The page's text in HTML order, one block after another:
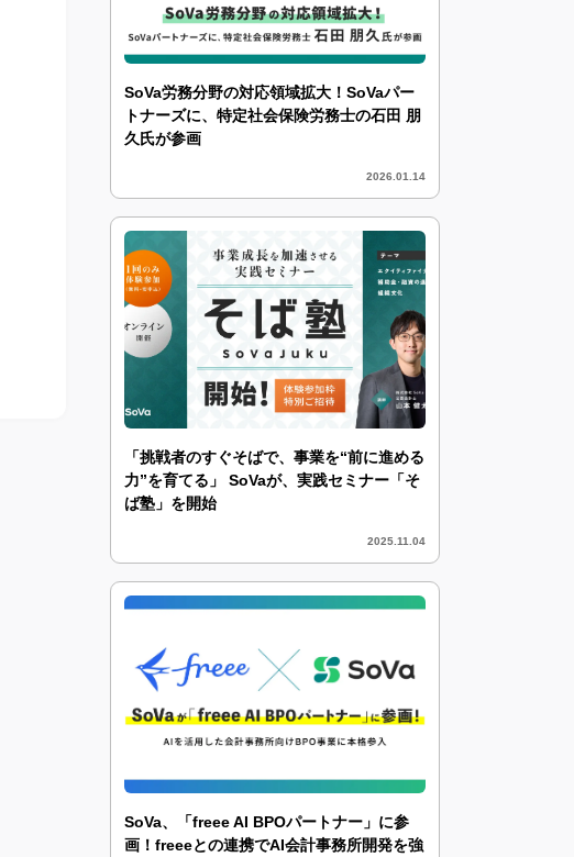
SoVa労務分野の対応領域拡大！SoVaパー
トナーズに、特定社会保険労務士の石田 朋
久氏が参画
2026.01.14
「挑戦者のすぐそばで、事業を“前に進める
力”を育てる」 SoVaが、実践セミナー「そ
ば塾」を開始
2025.11.04
SoVa、「freee AI BPOパートナー」に参
画！freeeとの連携でAI会計事務所開発を強